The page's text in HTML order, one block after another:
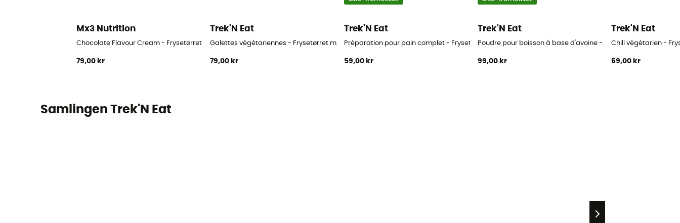
Mx3 Nutrition
Chocolate Flavour Cream - Frysetørret mad
79,00 kr
Trek'N Eat
Galettes végétariennes - Frysetørret mad
79,00 kr
Trek'N Eat
Préparation pour pain complet - Frysetørret mad
59,00 kr
Trek'N Eat
Poudre pour boisson à base d'avoine - Frysetørret mad
99,00 kr
Trek'N Eat
Chili végétarien -
69,00 kr
Samlingen Trek'N Eat